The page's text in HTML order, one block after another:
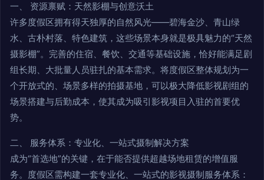
一、 资源禀赋：天然影棚与创意沃土
许多度假区拥有得天独厚的自然风光——碧海金沙、青山绿
水、古朴村落、特色建筑，这些场景本身就是极具魅力的“天然
摄影棚”。完善的住宿、餐饮、交通等基础设施，恰好能满足剧
组长期、大批量人员驻扎的基本需求。将度假区整体规划为一
个开放式的、场景多样的拍摄基地，可以极大降低影视剧组的
场景搭建与后勤成本，使其成为吸引影视项目入驻的首要优
势。
二、 服务体系：专业化、一站式摄制解决方案
成为“首选地”的关键，在于能否提供超越场地租赁的增值服
务。度假区需构建一套专业化、一站式的影视摄制服务体系：